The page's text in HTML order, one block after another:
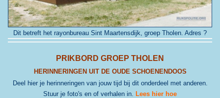
Dit betreft het rayonbureau Sint Maartensdijk, groep Tholen. Adres ?
PRIKBORD GROEP THOLEN
HERINNERINGEN UIT DE OUDE SCHOENENDOOS
Deel hier je herinneringen van jouw tijd bij dit onderdeel met anderen.
Stuur je foto's en of verhalen in. Lees hier hoe